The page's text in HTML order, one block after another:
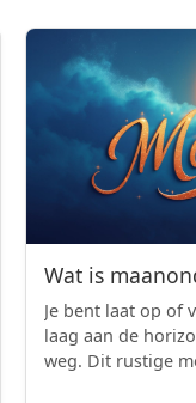
Wat is
Je bent laat op of
laag aan de
weg. Dit rustige